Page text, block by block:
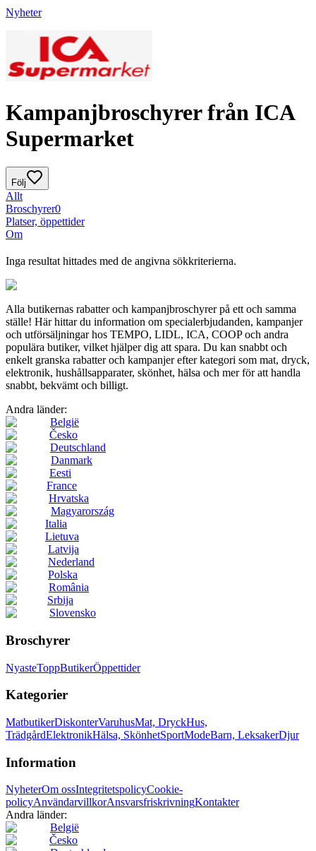
Nyheter
Kampanjbroschyrer från ICA
Supermarket
Följ
Allt
Broschyrer0
Platser, öppettider
Om
Inga resultat hittades med de angivna sökkriterierna.
Alla butikernas rabatter och kampanjbroschyrer på ett och samma
ställe! Här hittar du information om specialerbjudanden, kampanjer
och utförsäljningar hos TEMPO, LIDL, ICA, COOP och andra
populära butiker, vilket hjälper dig att spara. Du kan snabbt och
enkelt granska rabatter och kampanjer efter kategori som mat, dryck,
elektronik, hushållsapparater, skönhet, hälsa och mer för att handla
snabbt, bekvämt och billigt.
Andra länder:
België
Česko
Deutschland
Danmark
Eesti
France
Hrvatska
Magyarország
Italia
Lietuva
Latvija
Nederland
Polska
România
Srbija
Slovensko
Broschyrer
NyasteToppButikerÖppettider
Kategorier
MatbutikerDiskonterVaruhusMat, DryckHus,
TrädgårdElektronikHälsa, SkönhetSportModeBarn, LeksakerDjur
Information
NyheterOm ossIntegritetspolicyCookie-
policyAnvändarvillkorAnsvarsfriskrivningKontakter
Andra länder:
België
Česko